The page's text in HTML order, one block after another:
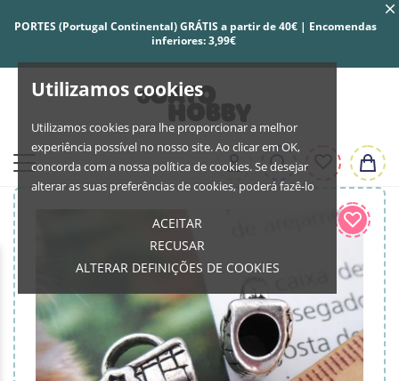
Utilizamos cookies
Utilizamos cookies para lhe proporcionar a melhor
experiência possível no nosso site. Ao clicar em OK,
concorda com a nossa política de cookies. Se desejar
alterar as suas preferências de cookies, poderá fazê-lo
ACEITAR
RECUSAR
ALTERAR DEFINIÇÕES DE COOKIES
PORTES (Portugal Continental) GRÁTIS a partir de 40€ | Encomendas
inferiores: 3,99€